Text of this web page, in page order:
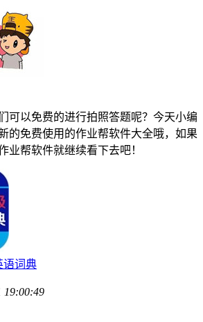
可以免费的进行拍照答题呢？今天小编
的免费使用的作业帮软件大全哦，如果
业帮软件就继续看下去吧！
语词典
19:00:49